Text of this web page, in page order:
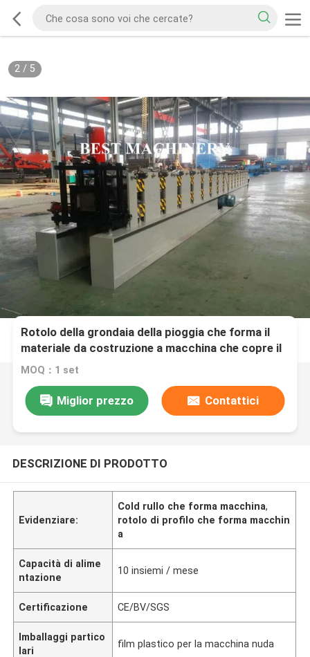
2/ 5
Rotolo della grondaia della pioggia che forma il
materiale da costruzione a macchina che copre il
diametro interno di 550mm - di 450mm
MOQ：1 set
Miglior prezzo Contattici
DESCRIZIONE DI PRODOTTO
Evidenziare:
Cold rullo che forma macchina,
rotolo di profilo che forma macchin
a
Capacità di alime
ntazione
10 insiemi / mese
Certificazione CE/BV/SGS
Imballaggi partico
lari
film plastico per la macchina nuda